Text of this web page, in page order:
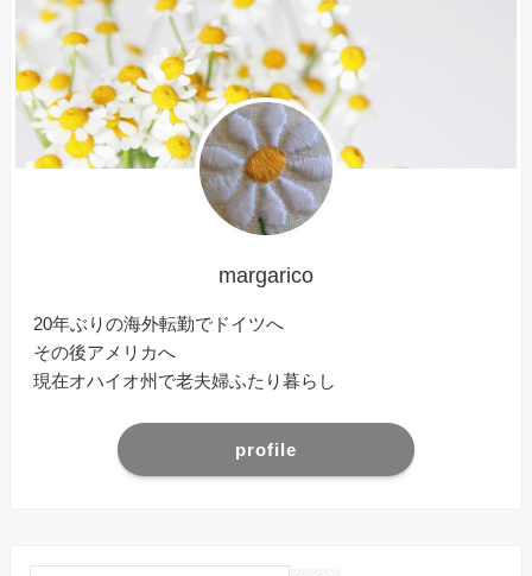
margarico
20年ぶりの海外転勤でドイツへ
その後アメリカへ
現在オハイオ州で老夫婦ふたり暮らし
profile